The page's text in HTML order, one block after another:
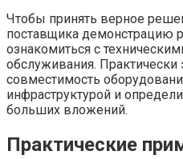
Чтобы принять верное
поставщика демонстрацию
ознакомиться с
обслуживания. Практически
совместимость
инфраструктурой и
больших вложений.
Практические